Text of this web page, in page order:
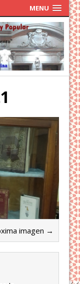
MENU
imagen →